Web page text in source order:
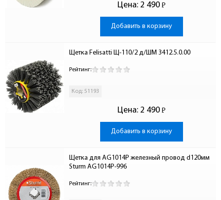
Цена: 2 490 Р
-
Добавить в корзину
Щетка Felisatti Щ-110/2 д/ШМ 3412.5.0.00
Рейтинг:
Код: 51193
Цена: 2 490 Р
-
Добавить в корзину
Щетка для AG1014P железный провод d120мм
Sturm AG1014P-996
Рейтинг: